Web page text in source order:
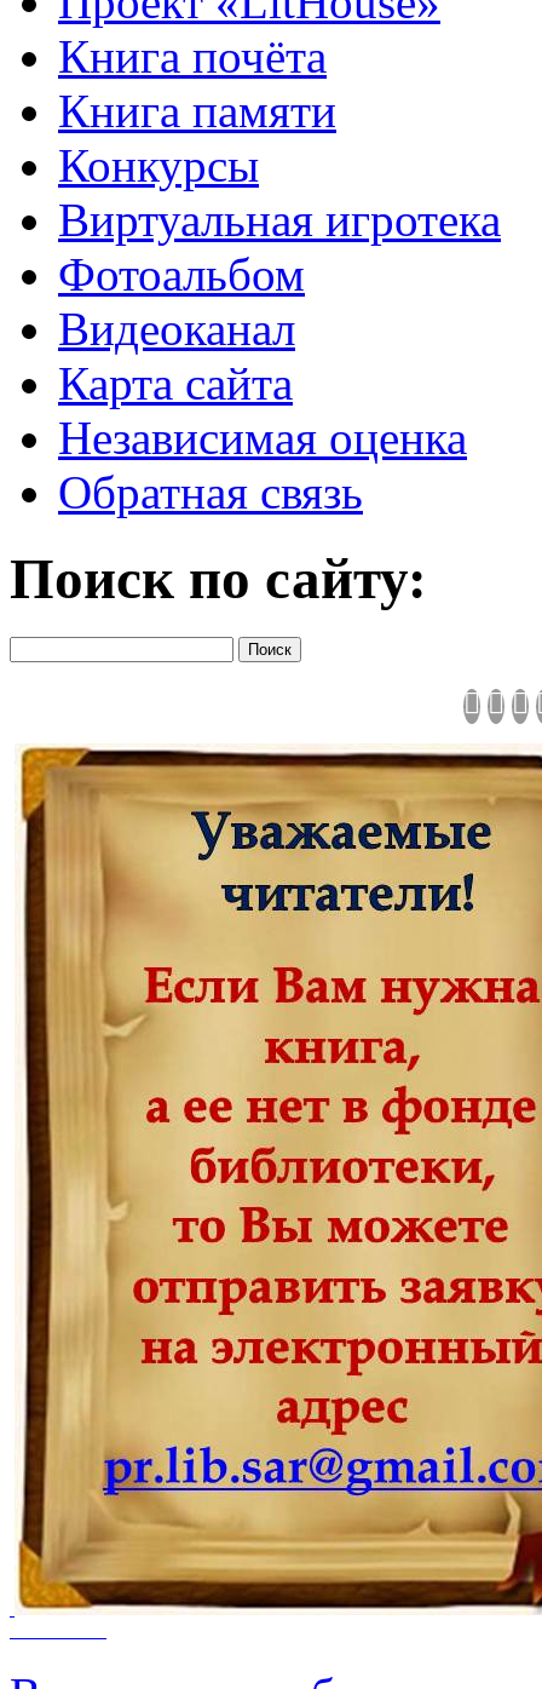
Книга почёта
Книга памяти
Конкурсы
Виртуальная игротека
Фотоальбом
Видеоканал
Карта сайта
Независимая оценка
Обратная связь
Поиск по сайту: